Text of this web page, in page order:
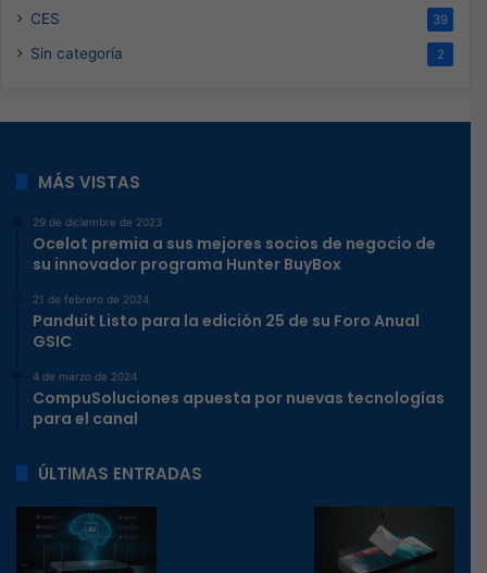
CES 39
Sin categoría 2
MÁS VISTAS
29 de diciembre de 2023
Ocelot premia a sus mejores socios de negocio de
su innovador programa Hunter BuyBox
21 de febrero de 2024
Panduit Listo para la edición 25 de su Foro Anual
GSIC
4 de marzo de 2024
CompuSoluciones apuesta por nuevas tecnologías
para el canal
ÚLTIMAS ENTRADAS